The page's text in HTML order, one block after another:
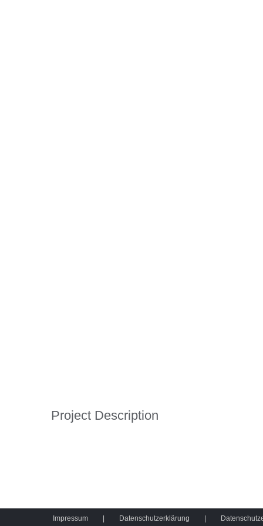
Project Description
Impressum Datenschutzerklärung